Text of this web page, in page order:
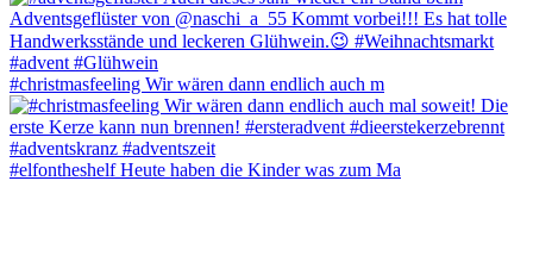
#christmasfeeling Wir wären dann endlich auch m
#elfontheshelf Heute haben die Kinder was zum Ma